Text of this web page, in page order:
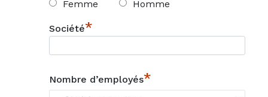
Femme Homme
Société*
Nombre d’employés*